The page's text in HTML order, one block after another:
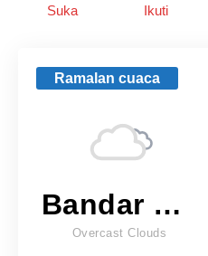
Suka Ikuti
Ramalan cuaca
Bandar Lampung
Overcast Clouds